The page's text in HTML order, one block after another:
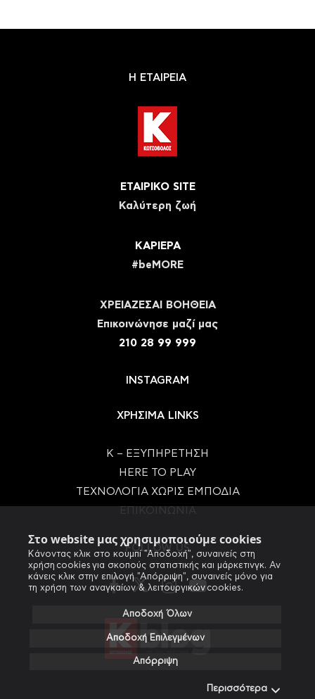
Στο website μας χρησιμοποιούμε cookies
Κάνοντας κλικ στο κουμπί "Αποδοχή", συναινείς στη
χρήση cookies για σκοπούς στατιστικής και μάρκετινγκ. Αν
κάνεις κλικ στην επιλογή "Απόρριψη", συναινείς μόνο για
τη χρήση των αναγκαίων & λειτουργικών cookies.
Αποδοχή Όλων
Αποδοχή Επιλεγμένων
Απόρριψη
Περισσότερα
Η ΕΤΑΙΡΕΙΑ
ΕΤΑΙΡΙΚΟ SITE
Καλύτερη ζωή
ΚΑΡΙΕΡΑ
#beMORE
ΧΡΕΙΑΖΕΣΑΙ ΒΟΗΘΕΙΑ
Eπικοινώνησε μαζί μας
210 28 99 999
INSTAGRAM
ΧΡΗΣΙΜΑ LINKS
Κ – ΕΞΥΠΗΡΕΤΗΣΗ
HERE TO PLAY
ΤΕΧΝΟΛΟΓΙΑ ΧΩΡΙΣ ΕΜΠΟΔΙΑ
FOLLOW US